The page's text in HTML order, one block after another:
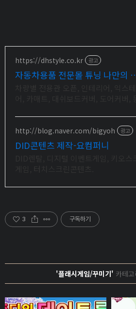
https://dhstyle.co.kr 광고
자동차용품 전문몰 튜닝 나만의
http://blog.naver.com/bigyoh 광고
DID콘텐츠 제작-요컴퍼니
3 구독하기
'플래시게임/꾸미기' 카테